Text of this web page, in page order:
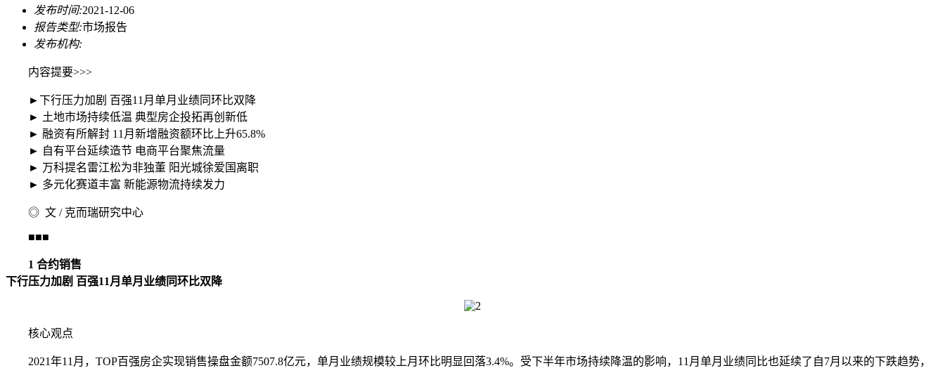
发布时间:2021-12-06
报告类型:市场报告
发布机构:
内容提要>>>
►下行压力加剧 百强11月单月业绩同环比双降
► 土地市场持续低温 典型房企投拓再创新低
► 融资有所解封 11月新增融资额环比上升65.8%
► 自有平台延续造节 电商平台聚焦流量
► 万科提名雷江松为非独董 阳光城徐爱国离职
► 多元化赛道丰富 新能源物流持续发力
◎ 文 / 克而瑞研究中心
■■■
1 合约销售
下行压力加剧 百强11月单月业绩同环比双降
核心观点
2021年11月，TOP百强房企实现销售操盘金额7507.8亿元，单月业绩规模较上月环比明显回落3.4%。受下半年市场持续降温的影响，11月单月业绩同比也延续了自7月以来的下跌趋势，